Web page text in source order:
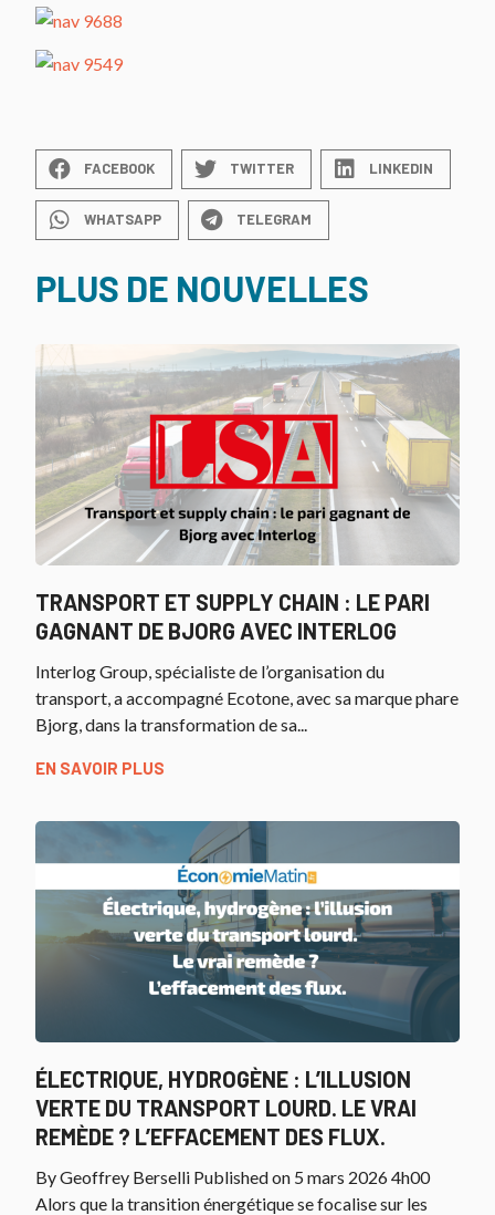
FACEBOOK TWITTER LINKEDIN
WHATSAPP TELEGRAM
PLUS DE NOUVELLES
TRANSPORT ET SUPPLY CHAIN : LE PARI
GAGNANT DE BJORG AVEC INTERLOG
Interlog Group, spécialiste de l’organisation du
transport, a accompagné Ecotone, avec sa marque phare
Bjorg, dans la transformation de sa...
EN SAVOIR PLUS
ÉLECTRIQUE, HYDROGÈNE : L’ILLUSION
VERTE DU TRANSPORT LOURD. LE VRAI
REMÈDE ? L’EFFACEMENT DES FLUX.
By Geoffrey Berselli Published on 5 mars 2026 4h00
Alors que la transition énergétique se focalise sur les